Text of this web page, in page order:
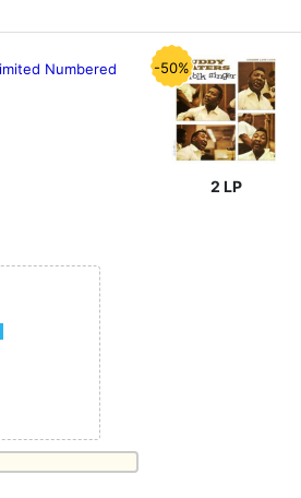
Numbered
-50%
2 LP